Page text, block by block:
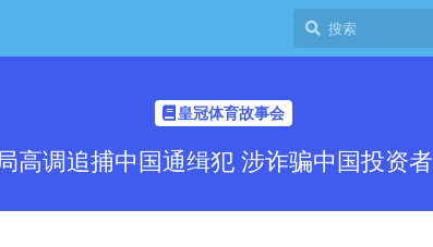
皇冠体育故事会
高调追捕中国通缉犯 涉诈骗中国投资